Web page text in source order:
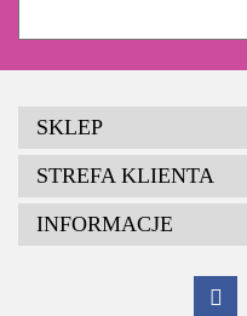
SKLEP
STREFA KLIENTA
INFORMACJE